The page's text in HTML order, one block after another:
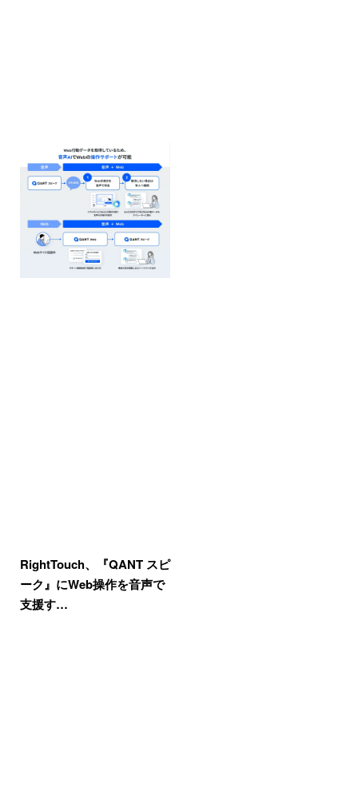
RightTouch、『QANT スピ
ーク』にWeb操作を音声で
支援す…